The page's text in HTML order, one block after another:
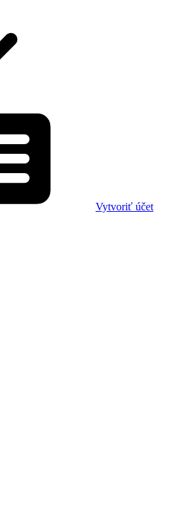
Vytvoriť účet